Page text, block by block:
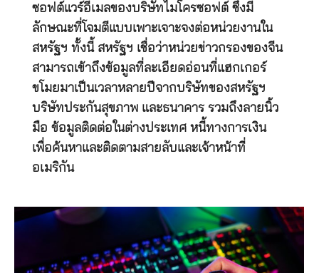
ซอฟต์แวร์อีเมลของบริษัทไมโครซอฟต์ ซึ่งมี
ลักษณะที่โจมตีแบบเพาะเจาะจงต่อหน่วยงานใน
สหรัฐฯ ทั้งนี้ สหรัฐฯ เชื่อว่าหน่วยข่าวกรองของจีน
สามารถเข้าถึงข้อมูลที่ละเอียดอ่อนที่แฮกเกอร์
ขโมยมาเป็นเวลาหลายปีจากบริษัทของสหรัฐฯ
บริษัทประกันสุขภาพ และธนาคาร รวมถึงลายนิ้ว
มือ ข้อมูลติดต่อในต่างประเทศ หนี้ทางการเงิน
เพื่อค้นหาและติดตามสายลับและเจ้าหน้าที่
อเมริกัน